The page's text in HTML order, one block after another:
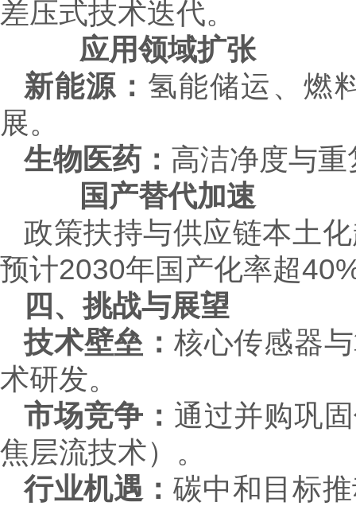
差压式技术迭代。
应用领域扩张
新能源： 氢能储运、燃
展。
生物医药： 高洁净度与
国产替代加速
政策扶持与供应链本土
预计2030年国产化率超
四、挑战与展望
技术壁垒： 核心传感器
术研发。
市场竞争： 通过并购巩
焦层流技术）。
行业机遇： 碳中和目标